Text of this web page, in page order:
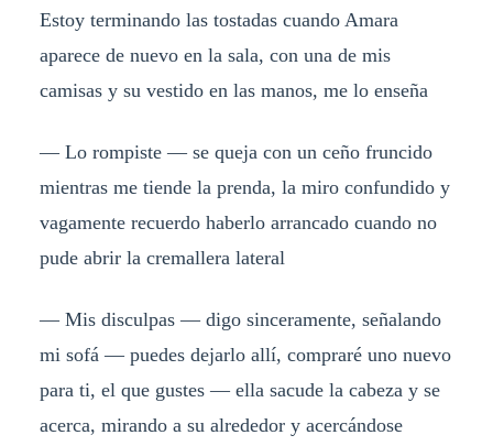
Estoy terminando las tostadas cuando Amara
aparece de nuevo en la sala, con una de mis
camisas y su vestido en las manos, me lo enseña
­— Lo rompiste ­— se queja con un ceño fruncido
mientras me tiende la prenda, la miro confundido y
vagamente recuerdo haberlo arrancado cuando no
pude abrir la cremallera lateral
— Mis disculpas — digo sinceramente, señalando
mi sofá — puedes dejarlo allí, compraré uno nuevo
para ti, el que gustes — ella sacude la cabeza y se
acerca, mirando a su alrededor y acercándose